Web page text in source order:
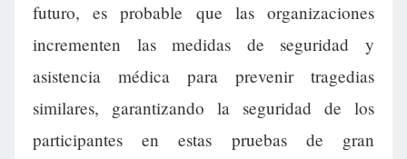
futuro, es probable que las organizaciones
incrementen las medidas de seguridad y
asistencia médica para prevenir tragedias
similares, garantizando la seguridad de los
participantes en estas pruebas de gran